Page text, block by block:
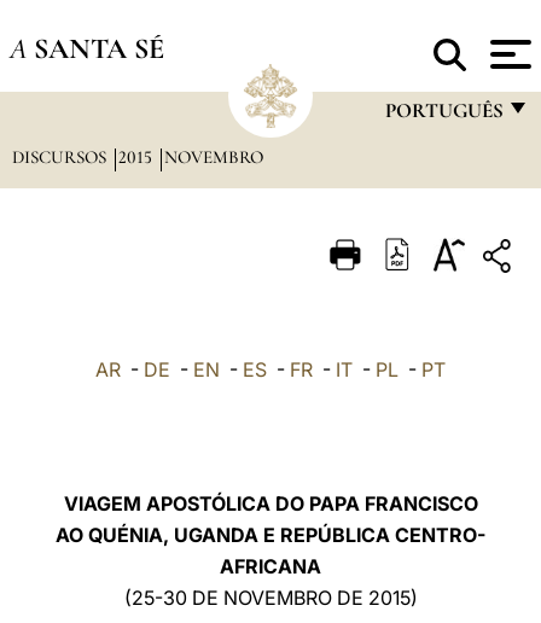
A SANTA SÉ
PORTUGUÊS
ITALIANO
中文
DISCURSOS 2015 NOVEMBRO
AR - DE - EN - ES - FR - IT - PL - PT
VIAGEM APOSTÓLICA DO PAPA FRANCISCO
AO QUÉNIA, UGANDA E REPÚBLICA CENTRO-
AFRICANA
(25-30 DE NOVEMBRO DE 2015)